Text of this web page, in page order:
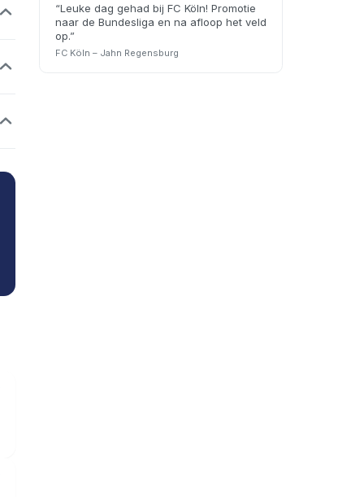
“Leuke dag gehad bij FC Köln! Promotie
naar de Bundesliga en na afloop het veld
op.”
FC Köln – Jahn Regensburg